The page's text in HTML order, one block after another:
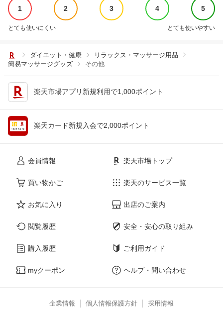
1 2 3 4 5
とても使いにくい とても使いやすい
ダイエット・健康
リラックス・マッサージ用品
簡易マッサージグッズ
その他
楽天市場アプリ新規利用で1,000ポイント
楽天カード新規入会で2,000ポイント
会員情報
買い物かご
お気に入り
閲覧履歴
購入履歴
myクーポン
楽天市場トップ
楽天のサービス一覧
出店のご案内
安全・安心の取り組み
ご利用ガイド
ヘルプ・問い合わせ
企業情報 個人情報保護方針 採用情報